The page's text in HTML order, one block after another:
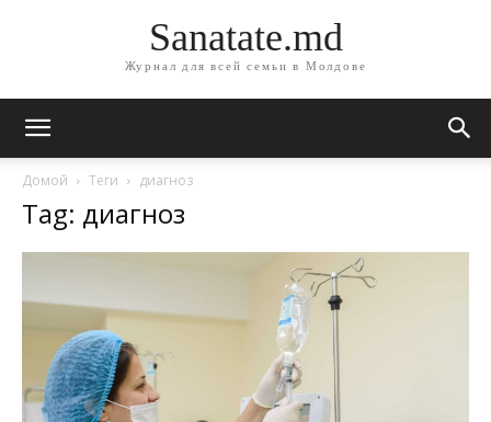
Sanatate.md
Журнал для всей семьи в Молдове
Домой Теги диагноз
Tag: диагноз